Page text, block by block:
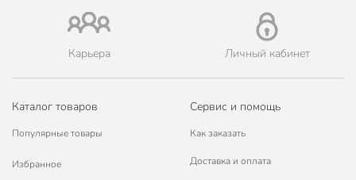
Карьера Личный кабинет
Каталог товаров
Популярные товары
Избранное
Сервис и помощь
Как заказать
Доставка и оплата